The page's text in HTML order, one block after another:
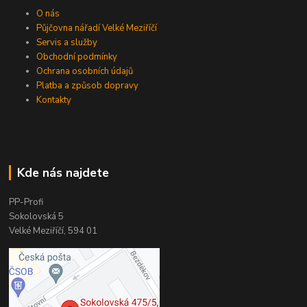
O nás
Půjčovna nářadí Velké Meziříčí
Servis a služby
Obchodní podmínky
Ochrana osobních údajů
Platba a způsob dopravy
Kontakty
Kde nás najdete
PP-Profi
Sokolovská 5
Velké Meziříčí, 594 01